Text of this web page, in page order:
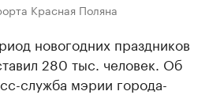
Красная Поляна
новогодних праздников
280 тыс. человек. Об
служба мэрии города-